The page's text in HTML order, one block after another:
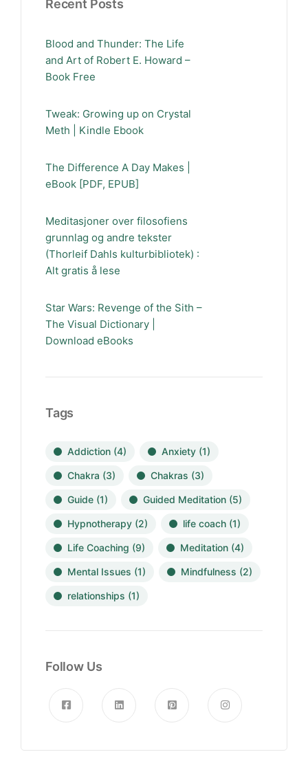
Recent Posts
Blood and Thunder: The Life
and Art of Robert E. Howard –
Book Free
Tweak: Growing up on Crystal
Meth | Kindle Ebook
The Difference A Day Makes |
eBook [PDF, EPUB]
Meditasjoner over filosofiens
grunnlag og andre tekster
(Thorleif Dahls kulturbibliotek) :
Alt gratis å lese
Star Wars: Revenge of the Sith –
The Visual Dictionary |
Download eBooks
Tags
Addiction (4) Anxiety (1)
Chakra (3) Chakras (3)
Guide (1) Guided Meditation (5)
Hypnotherapy (2) life coach (1)
Life Coaching (9) Meditation (4)
Mental Issues (1) Mindfulness (2)
relationships (1)
Follow Us